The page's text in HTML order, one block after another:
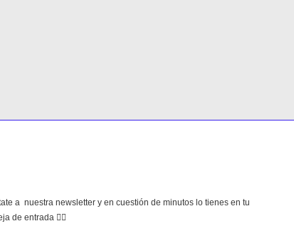
a nuestra newsletter y en cuestión de minutos lo tienes en tu
de entrada 👇🏻